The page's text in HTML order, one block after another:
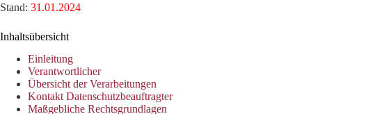
Stand: 31.01.2024
Inhaltsübersicht
Einleitung
Verantwortlicher
Übersicht der Verarbeitungen
Kontakt Datenschutzbeauftragter
Maßgebliche Rechtsgrundlagen